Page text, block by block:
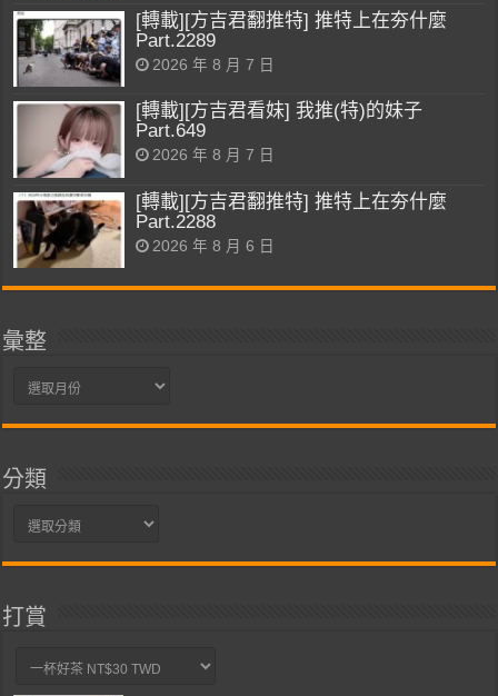
[轉載][方吉君翻推特] 推特上在夯什麼
Part.2289
2026 年 8 月 7 日
[轉載][方吉君看妹] 我推(特)的妹子
Part.649
2026 年 8 月 7 日
[轉載][方吉君翻推特] 推特上在夯什麼
Part.2288
2026 年 8 月 6 日
彙整
彙
分類
分
打賞